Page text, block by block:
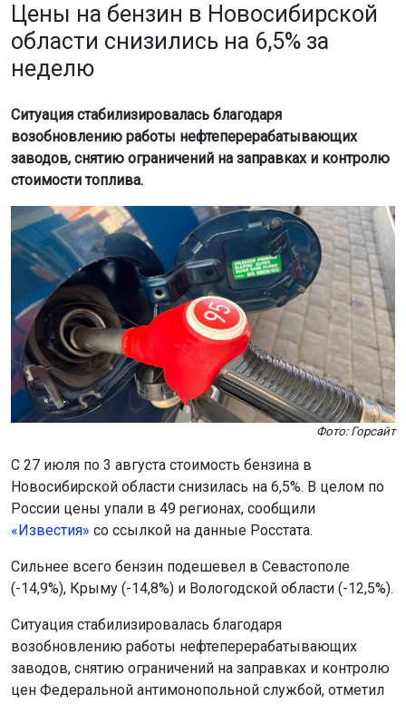
Цены на бензин в Новосибирской
области снизились на 6,5% за
неделю
Ситуация стабилизировалась благодаря
возобновлению работы нефтеперерабатывающих
заводов, снятию ограничений на заправках и контролю
стоимости топлива.
Фото: Горсайт
С 27 июля по 3 августа стоимость бензина в
Новосибирской области снизилась на 6,5%. В целом по
России цены упали в 49 регионах, сообщили
«Известия» со ссылкой на данные Росстата.
Сильнее всего бензин подешевел в Севастополе
(-14,9%), Крыму (-14,8%) и Вологодской области (-12,5%).
Ситуация стабилизировалась благодаря
возобновлению работы нефтеперерабатывающих
заводов, снятию ограничений на заправках и контролю
цен Федеральной антимонопольной службой, отметил